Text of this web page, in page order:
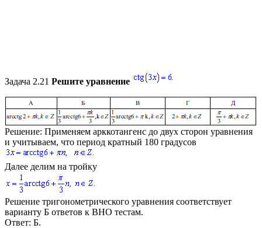
Задача 2.21 Решите уравнение
Решение: Применяем арккотангенс до двух сторон уравнения
и учитываем, что период кратный 180 градусов
Далее делим на тройку
Решение тригонометрического уравнения соответствует
варианту Б ответов к ВНО тестам.
Ответ: Б.